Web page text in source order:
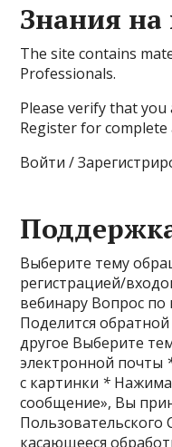
Знания на
The site contains
Professionals.
Please verify that
Register for complete
Войти /
Выберите тему
регистрацией/
вебинару Вопрос по
Поделится
другое Выберите
электронной почты
с картинки *
сообщение», Вы
Пользовательского
касающееся